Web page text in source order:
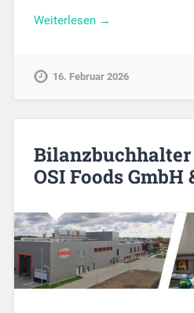
Weiterlesen →
16. Februar 2026
OSI Foods GmbH